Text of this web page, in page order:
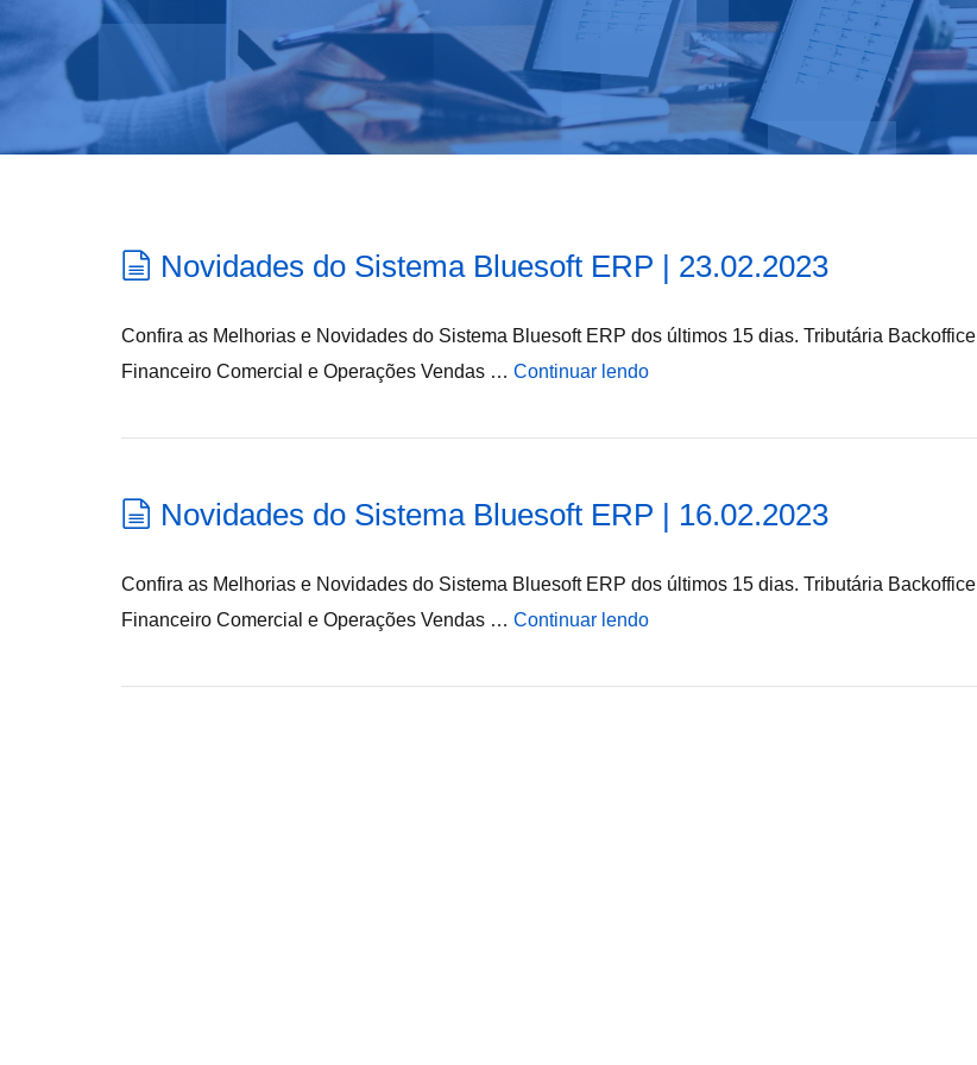
Novidades do Sistema Bluesoft ERP | 23.02.2023
Confira as Melhorias e Novidades do Sistema Bluesoft ERP dos últimos 15 dias. Tributária Backoffice
Financeiro Comercial e Operações Vendas … Continuar lendo
Novidades do Sistema Bluesoft ERP | 16.02.2023
Confira as Melhorias e Novidades do Sistema Bluesoft ERP dos últimos 15 dias. Tributária Backoffice
Financeiro Comercial e Operações Vendas … Continuar lendo